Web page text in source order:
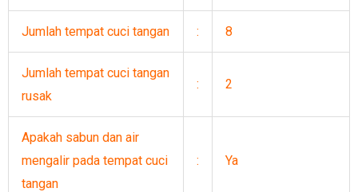
Jumlah tempat cuci tangan : 8
Jumlah tempat cuci tangan
rusak
: 2
Apakah sabun dan air
mengalir pada tempat cuci
tangan
: Ya